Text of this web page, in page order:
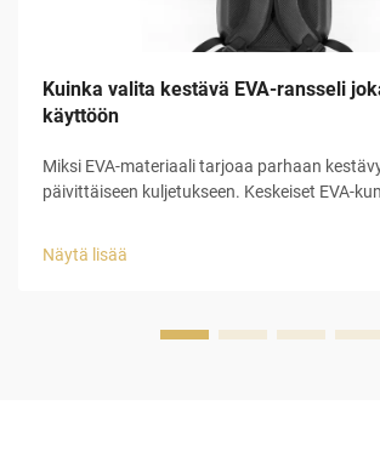
Kuinka valita kestävä EVA-ransseli
käyttöön
Miksi EVA-materiaali tarjoaa parhaan
päivittäiseen kuljetukseen. Keskeiset EVA-
koska sen kolme pääominaisuutta tekevät
Näytä lisää